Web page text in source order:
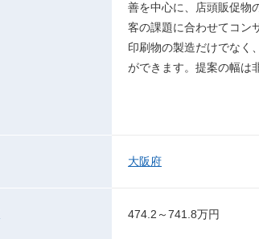
善を中心に、店頭販促物
客の課題に合わせてコン
印刷物の製造だけでなく
ができます。提案の幅は
大阪府
474.2～741.8万円